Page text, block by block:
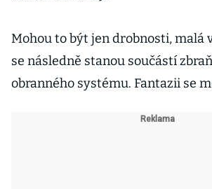
Mohou to být jen drobnosti, malá
se následně stanou součástí
obranného systému. Fantazii se